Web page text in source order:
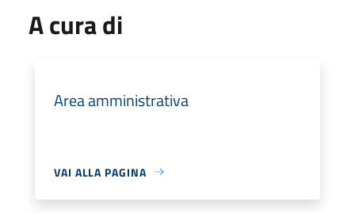
A cura di
Area amministrativa
VAI ALLA PAGINA